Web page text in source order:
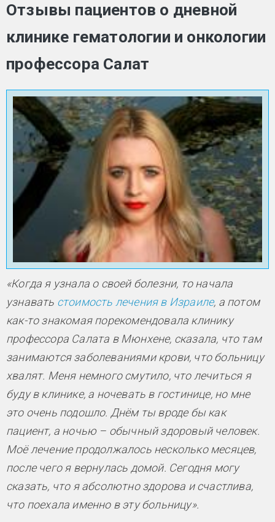
Отзывы пациентов о дневной
клинике гематологии и онкологии
профессора Салат
«Когда я узнала о своей болезни, то начала
узнавать стоимость лечения в Израиле, а потом
как-то знакомая порекомендовала клинику
профессора Салата в Мюнхене, сказала, что там
занимаются заболеваниями крови, что больницу
хвалят. Меня немного смутило, что лечиться я
буду в клинике, а ночевать в гостинице, но мне
это очень подошло. Днём ты вроде бы как
пациент, а ночью – обычный здоровый человек.
Моё лечение продолжалось несколько месяцев,
после чего я вернулась домой. Сегодня могу
сказать, что я абсолютно здорова и счастлива,
что поехала именно в эту больницу».